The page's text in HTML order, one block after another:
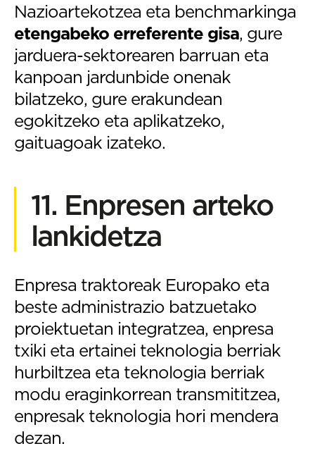
Nazioartekotzea eta benchmarkinga
etengabeko erreferente gisa, gure
jarduera-sektorearen barruan eta
kanpoan jardunbide onenak
bilatzeko, gure erakundean
egokitzeko eta aplikatzeko,
gaituagoak izateko.
11. Enpresen arteko
lankidetza
Enpresa traktoreak Europako eta
beste administrazio batzuetako
proiektuetan integratzea, enpresa
txiki eta ertainei teknologia berriak
hurbiltzea eta teknologia berriak
modu eraginkorrean transmititzea,
enpresak teknologia hori mendera
dezan.